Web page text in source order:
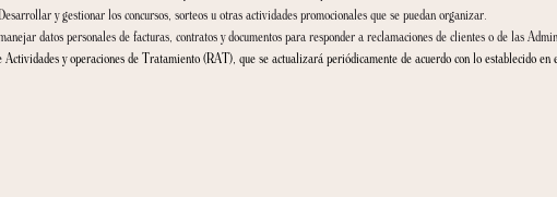
servicios ofrecidos en la web; asimismo, no facilitar los datos personales